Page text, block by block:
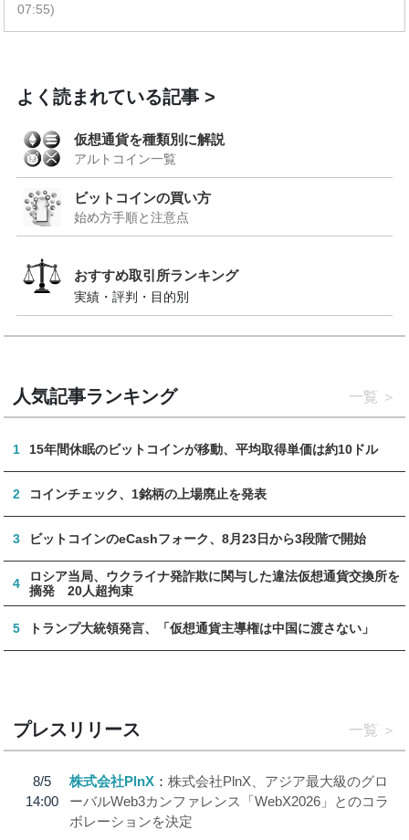
07:55)
よく読まれている記事
仮想通貨を種類別に解説
アルトコイン一覧
ビットコインの買い方
始め方手順と注意点
おすすめ取引所ランキング
実績・評判・目的別
人気記事ランキング 一覧
1 15年間休眠のビットコインが移動、平均取得単価は約10ドル
2 コインチェック、1銘柄の上場廃止を発表
3 ビットコインのeCashフォーク、8月23日から3段階で開始
4
ロシア当局、ウクライナ発詐欺に関与した違法仮想通貨交換所を
摘発 20人超拘束
5 トランプ大統領発言、「仮想通貨主導権は中国に渡さない」
プレスリリース 一覧
8/5
14:00
株式会社PlnX
株式会社PlnX、アジア最大級のグロ
ーバルWeb3カンファレンス「WebX2026」とのコラ
ボレーションを決定